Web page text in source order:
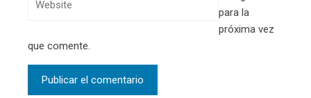
para la
próxima vez
que comente.